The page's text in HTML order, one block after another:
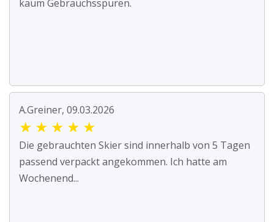
kaum Gebrauchsspuren.
A.Greiner, 09.03.2026
★ ★ ★ ★ ★
Die gebrauchten Skier sind innerhalb von 5 Tagen
passend verpackt angekommen. Ich hatte am
Wochenend...